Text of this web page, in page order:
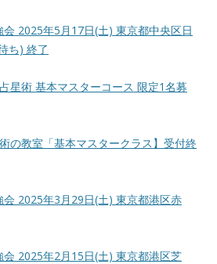
2025年5月17日(土) 東京都中央区日
ち) 終了
星術 基本マスターコース 限定1名募
の教室「基本マスタークラス】受付終
2025年3月29日(土) 東京都港区赤
2025年2月15日(土) 東京都港区芝